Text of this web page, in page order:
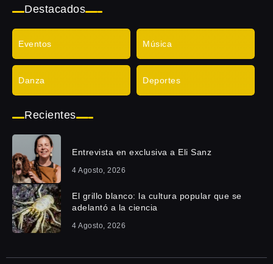
Destacados
Eventos Música
Danza Deportes
Recientes
Entrevista en exclusiva a Eli Sanz
4 Agosto, 2026
El grillo blanco: la cultura popular que se
adelantó a la ciencia
4 Agosto, 2026